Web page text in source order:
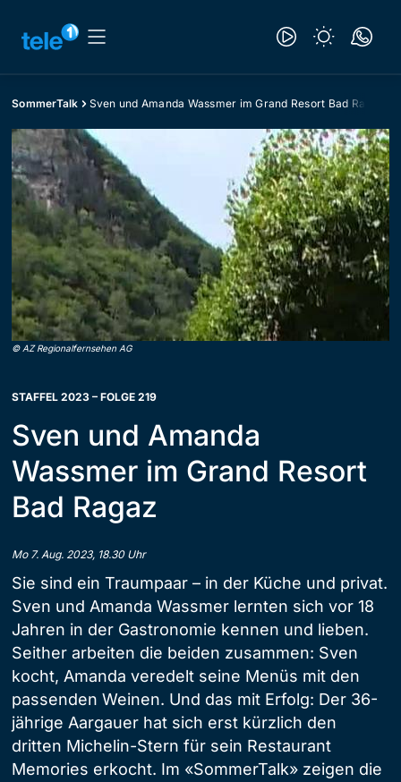
SommerTalk Sven und Amanda Wassmer im Grand Resort Bad Ragaz
© AZ Regionalfernsehen AG
STAFFEL 2023 – FOLGE 219
Sven und Amanda
Wassmer im Grand Resort
Bad Ragaz
Mo 7. Aug. 2023, 18.30 Uhr
Sie sind ein Traumpaar – in der Küche und privat.
Sven und Amanda Wassmer lernten sich vor 18
Jahren in der Gastronomie kennen und lieben.
Seither arbeiten die beiden zusammen: Sven
kocht, Amanda veredelt seine Menüs mit den
passenden Weinen. Und das mit Erfolg: Der 36-
jährige Aargauer hat sich erst kürzlich den
dritten Michelin-Stern für sein Restaurant
Memories erkocht. Im «SommerTalk» zeigen die